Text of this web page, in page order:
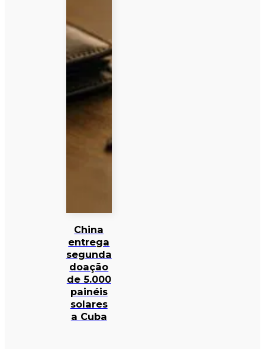
China
entrega
segunda
doação
de 5.000
painéis
solares
a Cuba